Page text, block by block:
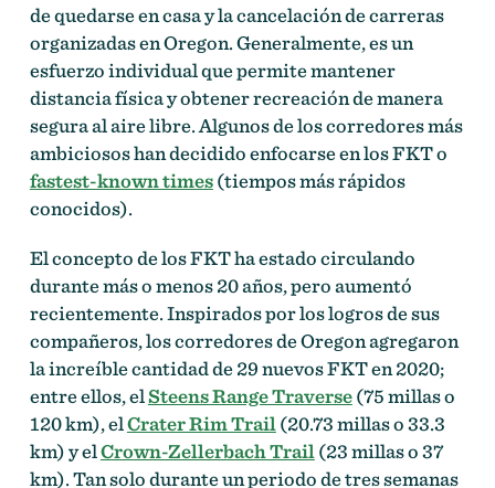
de quedarse en casa y la cancelación de carreras
organizadas en Oregon. Generalmente, es un
esfuerzo individual que permite mantener
distancia física y obtener recreación de manera
segura al aire libre. Algunos de los corredores más
ambiciosos han decidido enfocarse en los FKT o
fastest-known times(tiempos más rápidos
conocidos).
El concepto de los FKT ha estado circulando
durante más o menos 20 años, pero aumentó
recientemente. Inspirados por los logros de sus
compañeros, los corredores de Oregon agregaron
la increíble cantidad de 29 nuevos FKT en 2020;
entre ellos, elSteens Range Traverse(75 millas o
120 km), elCrater Rim Trail (20.73 millas o 33.3
km) y elCrown-Zellerbach Trail (23 millas o 37
km). Tan solo durante un periodo de tres semanas